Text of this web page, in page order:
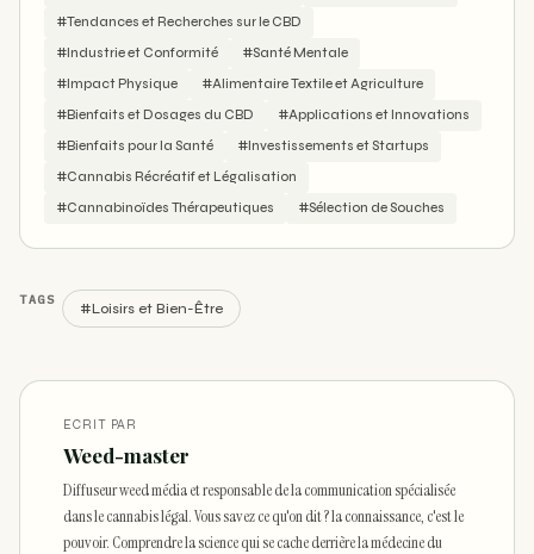
#Tendances et Recherches sur le CBD
#Industrie et Conformité
#Santé Mentale
#Impact Physique
#Alimentaire Textile et Agriculture
#Bienfaits et Dosages du CBD
#Applications et Innovations
#Bienfaits pour la Santé
#Investissements et Startups
#Cannabis Récréatif et Légalisation
#Cannabinoïdes Thérapeutiques
#Sélection de Souches
TAGS
#Loisirs et Bien-Être
ECRIT PAR
Weed-master
Diffuseur weed média et responsable de la communication spécialisée
dans le cannabis légal. Vous savez ce qu'on dit ? la connaissance, c'est le
pouvoir. Comprendre la science qui se cache derrière la médecine du